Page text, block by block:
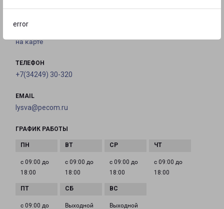
error
Россия, Пермский край, Лысьва, улица
на карте
ТЕЛЕФОН
+7(34249) 30-320
EMAIL
lysva@pecom.ru
ГРАФИК РАБОТЫ
с 09:00 до
18:00
с 09:00 до
18:00
с 09:00 до
18:00
с 09:00 до
18:00
с 09:00 до
Выходной Выходной